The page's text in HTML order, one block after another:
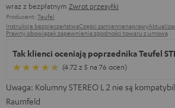
wraz z bezpłatnym Zwrot przesyłki
Producent: Teufel
Instrukcje bezpieczeństwaCzęści zamiennenaprawy
Prawny obowiązek zapewnienia zgodności towaru z umową
Tak klienci oceniają poprzednika Teufel
(4.72 z 5 na 76 ocen)
Uwaga: Kolumny STEREO L 2 nie są
Raumfeld